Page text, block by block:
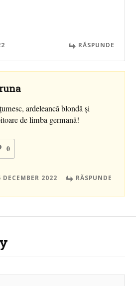
RĂSPUNDE
ardeleancă blondă și
de limba germană!
0
DECEMBER 2022 RĂSPUNDE